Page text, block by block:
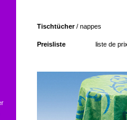
Tischtücher/ nappes
Preisliste liste de